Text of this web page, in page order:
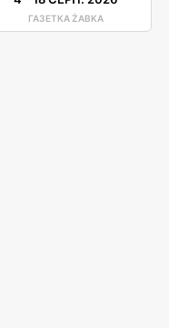
ГАЗЕТКА ŻABKA